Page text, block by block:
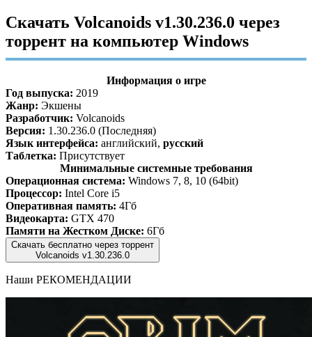
Скачать Volcanoids v1.30.236.0 через
торрент на компьютер Windows
Информация о игре
Год выпуска: 2019
Жанр: Экшены
Разработчик: Volcanoids
Версия: 1.30.236.0 (Последняя)
Язык интерфейса: английский, русский
Таблетка: Присутствует
Минимальные системные требования
Операционная система: Windows 7, 8, 10 (64bit)
Процессор: Intel Core i5
Оперативная память: 4Гб
Видеокарта: GTX 470
Памяти на Жестком Диске: 6Гб
Скачать бесплатно через торрент
Volcanoids v1.30.236.0
Наши РЕКОМЕНДАЦИИ